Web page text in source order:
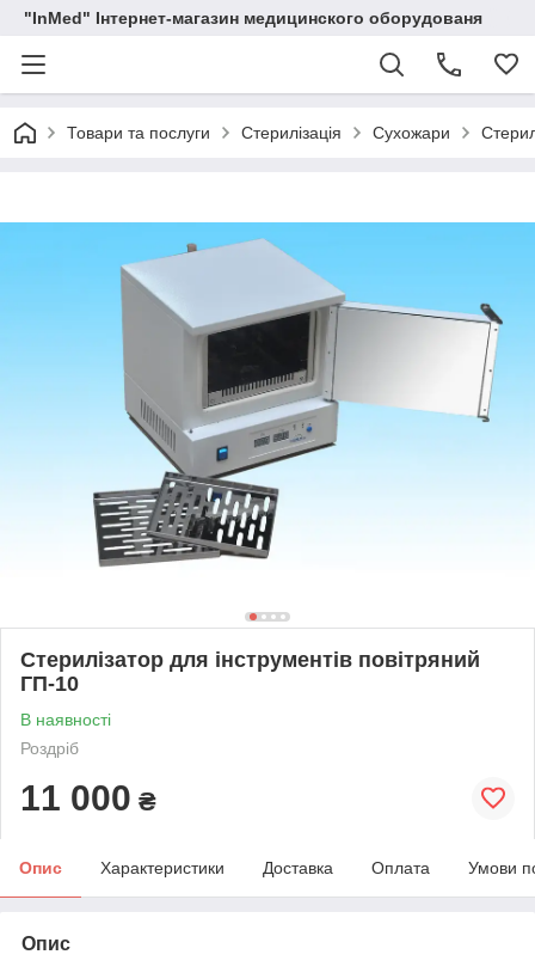
"InMed" Інтернет-магазин медицинского оборудованя
Товари та послуги Стерилізація Сухожари
Стерилізатор для інструментів повітряний
ГП-10
В наявності
Роздріб
11 000 ₴
Опис Характеристики Доставка Оплата Умови
Опис